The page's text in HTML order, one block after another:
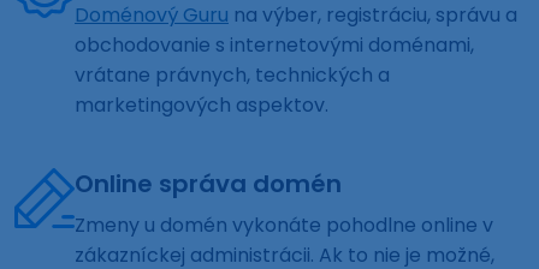
Doménový Guru na výber, registráciu, správu a
obchodovanie s internetovými doménami,
vrátane právnych, technických a
marketingových aspektov.
Online správa domén
Zmeny u domén vykonáte pohodlne online v
zákazníckej administrácii. Ak to nie je možné,